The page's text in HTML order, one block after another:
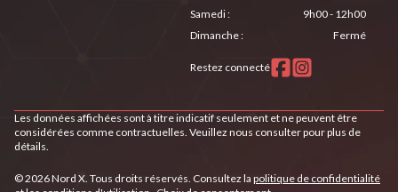
Samedi:
9h00 - 12h00
Dimanche: Fermé
Restez connecté
Les données affichées sont à titre indicatif seulement et ne peuvent être
considérées comme contractuelles. Veuillez nous consulter pour plus de
détails.
© 2026 Nord X. Tous droits réservés. Consultez la politique de confidentialité